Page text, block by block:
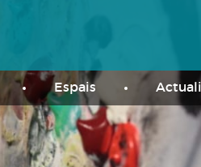
Espais